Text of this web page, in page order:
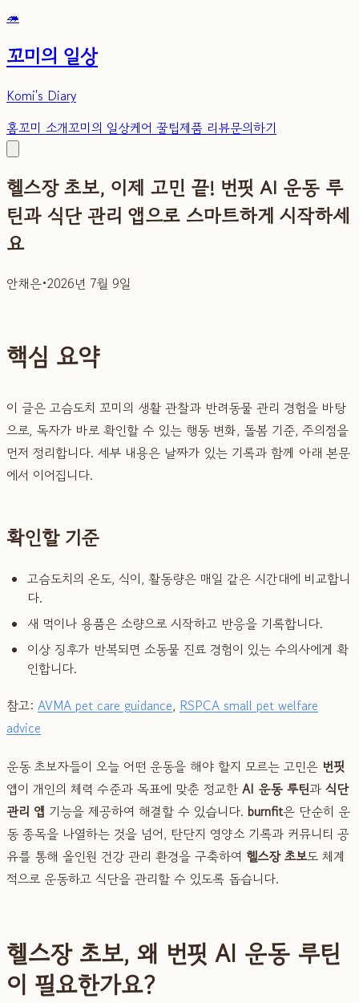
🦔
꼬미의 일상
Komi's Diary
홈꼬미 소개꼬미의 일상케어 꿀팁제품 리뷰문의하기
헬스장 초보, 이제 고민 끝! 번핏 AI 운동 루
틴과 식단 관리 앱으로 스마트하게 시작하세
요
안채은•2026년 7월 9일
핵심 요약
이 글은 고슴도치 꼬미의 생활 관찰과 반려동물 관리 경험을 바탕
으로, 독자가 바로 확인할 수 있는 행동 변화, 돌봄 기준, 주의점을
먼저 정리합니다. 세부 내용은 날짜가 있는 기록과 함께 아래 본문
에서 이어집니다.
확인할 기준
고슴도치의 온도, 식이, 활동량은 매일 같은 시간대에 비교합니
다.
새 먹이나 용품은 소량으로 시작하고 반응을 기록합니다.
이상 징후가 반복되면 소동물 진료 경험이 있는 수의사에게 확
인합니다.
참고: AVMA pet care guidance, RSPCA small pet welfare
advice
운동 초보자들이 오늘 어떤 운동을 해야 할지 모르는 고민은 번핏
앱이 개인의 체력 수준과 목표에 맞춘 정교한 AI 운동 루틴과 식단
관리 앱 기능을 제공하여 해결할 수 있습니다. burnfit은 단순히 운
동 종목을 나열하는 것을 넘어, 탄단지 영양소 기록과 커뮤니티 공
유를 통해 올인원 건강 관리 환경을 구축하여 헬스장 초보도 체계
적으로 운동하고 식단을 관리할 수 있도록 돕습니다.
헬스장 초보, 왜 번핏 AI 운동 루틴
이 필요한가요?